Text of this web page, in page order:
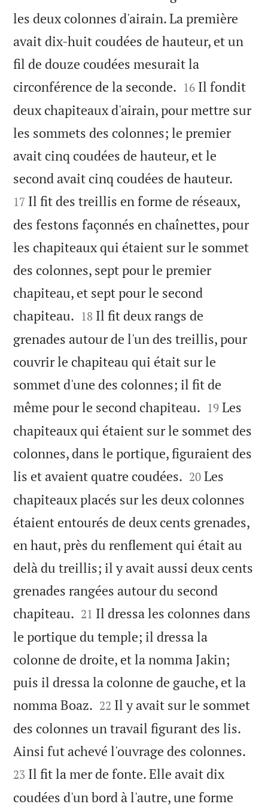
les deux colonnes d'airain. La première
avait dix-huit coudées de hauteur, et un
fil de douze coudées mesurait la
circonférence de la seconde. 

16 Il fondit
deux chapiteaux d'airain, pour mettre sur
les sommets des colonnes; le premier
avait cinq coudées de hauteur, et le
second avait cinq coudées de hauteur.
17 Il fit des treillis en forme de réseaux,
des festons façonnés en chaînettes, pour
les chapiteaux qui étaient sur le sommet
des colonnes, sept pour le premier
chapiteau, et sept pour le second
chapiteau. 

18 Il fit deux rangs de
grenades autour de l'un des treillis, pour
couvrir le chapiteau qui était sur le
sommet d'une des colonnes; il fit de
même pour le second chapiteau. 

19 Les
chapiteaux qui étaient sur le sommet des
colonnes, dans le portique, figuraient des
lis et avaient quatre coudées. 

20 Les
chapiteaux placés sur les deux colonnes
étaient entourés de deux cents grenades,
en haut, près du renflement qui était au
delà du treillis; il y avait aussi deux cents
grenades rangées autour du second
chapiteau. 

21 Il dressa les colonnes dans
le portique du temple; il dressa la
colonne de droite, et la nomma Jakin;
puis il dressa la colonne de gauche, et la
nomma Boaz. 

22 Il y avait sur le sommet
des colonnes un travail figurant des lis.
Ainsi fut achevé l'ouvrage des colonnes.
23 Il fit la mer de fonte. Elle avait dix
coudées d'un bord à l'autre, une forme